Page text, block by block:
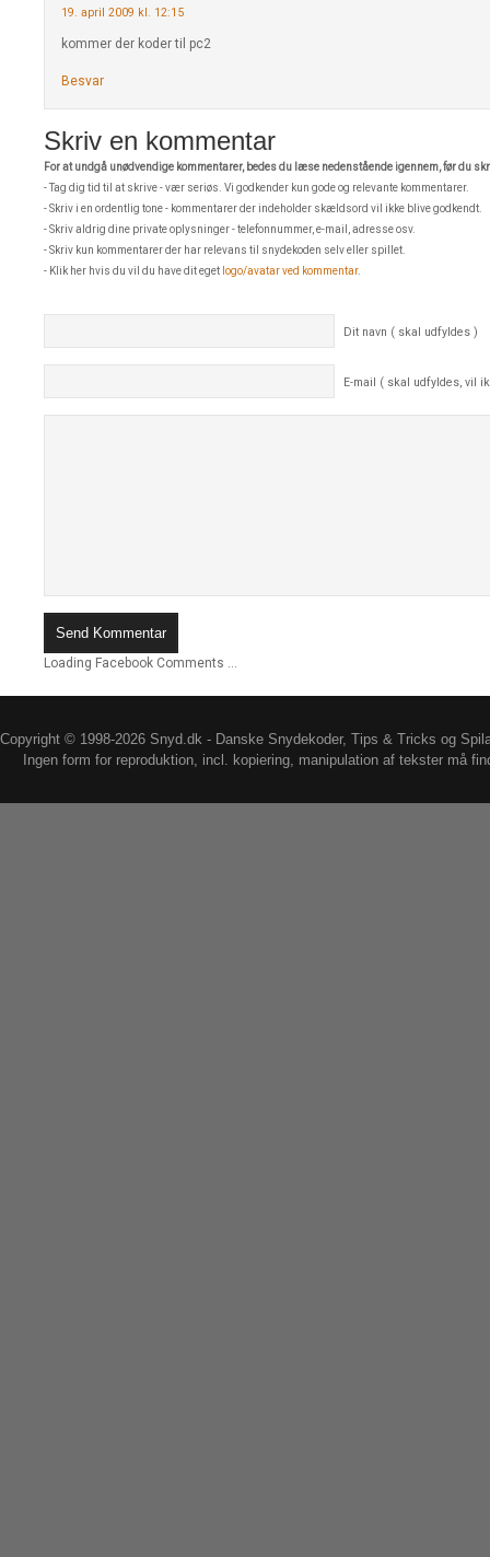
19. april 2009 kl. 12:15
kommer der koder til pc2
Besvar
Skriv en kommentar
For at undgå unødvendige kommentarer, bedes du læse nedenstående igennem, før du
- Tag dig tid til at skrive - vær seriøs. Vi godkender kun gode og relevante kommentarer.
- Skriv i en ordentlig tone - kommentarer der indeholder skældsord vil ikke blive godkendt.
- Skriv aldrig dine private oplysninger - telefonnummer, e-mail, adresse osv.
- Skriv kun kommentarer der har relevans til snydekoden selv eller spillet.
- Klik her hvis du vil du have dit eget logo/avatar ved kommentar.
Dit navn ( skal udfyldes )
E-mail ( skal udfyldes, vil
Loading Facebook Comments ...
Copyright © 1998-2026 Snyd.dk - Danske Snydekoder, Tips & Tricks og
Ingen form for reproduktion, incl. kopiering, manipulation af tekster må